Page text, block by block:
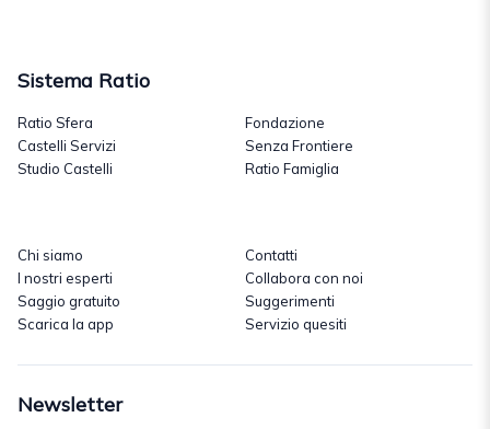
Sistema Ratio
Ratio Sfera
Castelli Servizi
Studio Castelli
Fondazione
Senza Frontiere
Ratio Famiglia
Chi siamo
I nostri esperti
Saggio gratuito
Scarica la app
Contatti
Collabora con noi
Suggerimenti
Servizio quesiti
Newsletter